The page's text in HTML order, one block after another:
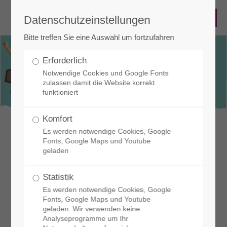
Mit Freude lernt es sich am besten
WIR BIETEN SO EINIGES
Datenschutzeinstellungen
Bitte treffen Sie eine Auswahl um fortzufahren
Erforderlich
Notwendige Cookies und Google Fonts
zulassen damit die Website korrekt
funktioniert
Komfort
Es werden notwendige Cookies, Google
Fonts, Google Maps und Youtube
geladen
Statistik
Es werden notwendige Cookies, Google
Fonts, Google Maps und Youtube
geladen. Wir verwenden keine
Analyseprogramme um Ihr